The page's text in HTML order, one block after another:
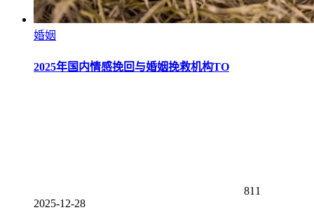
婚姻
2025年国内情感挽回与婚姻挽救机构TO
811
2025-12-28